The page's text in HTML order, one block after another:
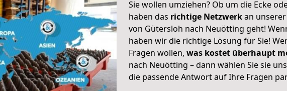
Sie wollen umziehen? Ob um die Ecke
haben das richtige Netzwerkan
von Gütersloh nach Neuötting geht!
haben wir die richtige Lösung für Sie!
Fragen wollen, was kostet überhaupt
nach Neuötting – dann wählen Sie sie
die passende Antwort auf Ihre Fragen